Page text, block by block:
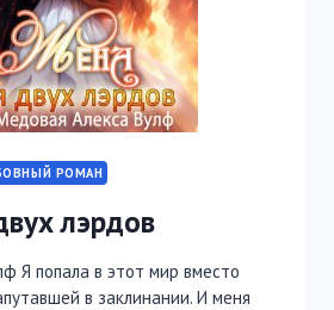
РОМАН
лэрдов
Я попала в этот мир вместо
в заклинании. И меня